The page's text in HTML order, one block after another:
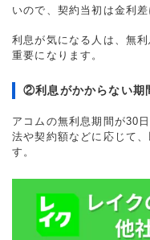
いので、契約当初は金利
利息が気になる人は、無
重要になります。
②利息がかからない期
アコムの無利息期間が30
法や契約額などに応じて
す。